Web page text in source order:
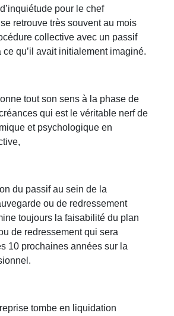
pour le chef
retrouve très souvent au mois
collective avec un passif
ce qu’il avait initialement imaginé.
tout son sens à la phase de
qui est le véritable nerf de
et psychologique en
du passif au sein de la
ou de redressement
toujours la faisabilité du plan
de redressement qui sera
10 prochaines années sur la
tombe en liquidation